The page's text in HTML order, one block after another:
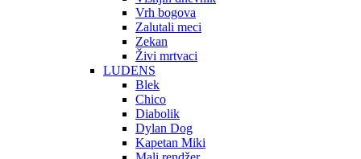
Vrh bogova
Zalutali meci
Zekan
Živi mrtvaci
LUDENS
Blek
Chico
Diabolik
Dylan Dog
Kapetan Miki